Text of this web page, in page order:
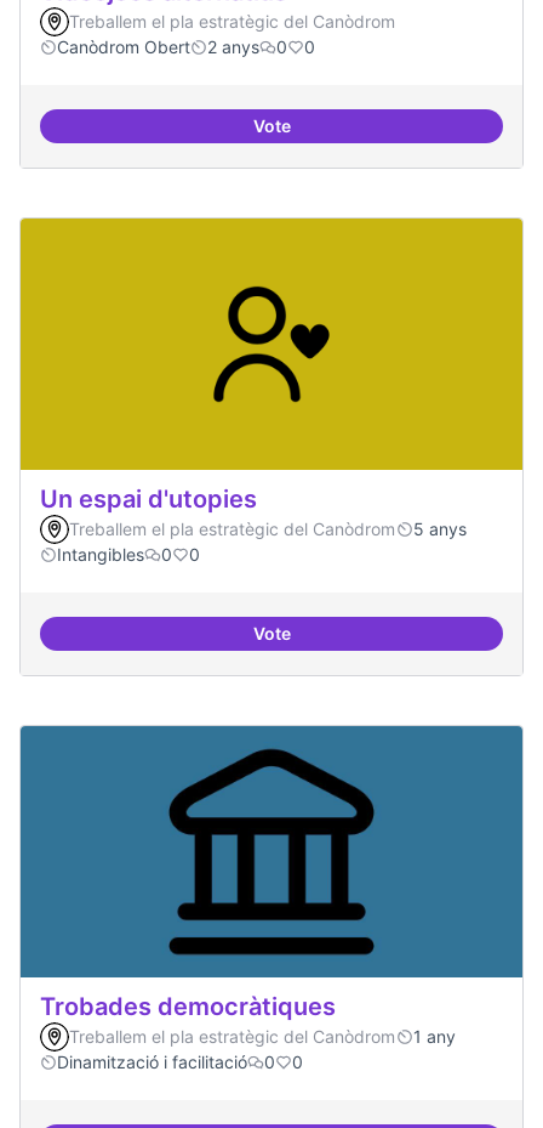
Treballem el pla estratègic del Canòdrom
Canòdrom Obert
2 anys 0 0
VoteVideojocs alternatius
Un espai d'utopies
Treballem el pla estratègic del Canòdrom
5 anys
Intangibles
0 0
VoteUn espai d'utopies
Trobades democràtiques
Treballem el pla estratègic del Canòdrom
1 any
Dinamització i facilitació
0 0